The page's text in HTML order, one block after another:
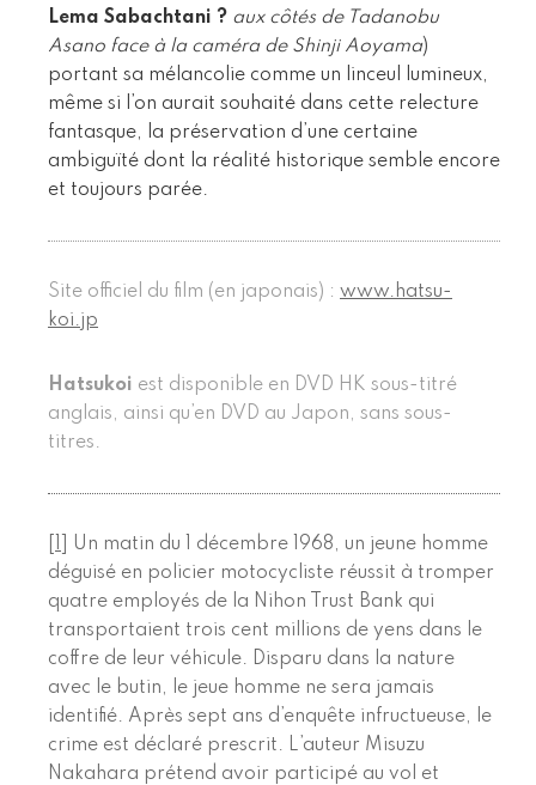
Lema Sabachtani ? aux côtés de Tadanobu
Asano face à la caméra de Shinji Aoyama)
portant sa mélancolie comme un linceul lumineux,
même si l’on aurait souhaité dans cette relecture
fantasque, la préservation d’une certaine
ambiguïté dont la réalité historique semble encore
et toujours parée.
Site officiel du film (en japonais) : www.hatsu-
koi.jp
Hatsukoi est disponible en DVD HK sous-titré
anglais, ainsi qu’en DVD au Japon, sans sous-
titres.
Un matin du 1 décembre 1968, un jeune homme
déguisé en policier motocycliste réussit à tromper
quatre employés de la Nihon Trust Bank qui
transportaient trois cent millions de yens dans le
coffre de leur véhicule. Disparu dans la nature
avec le butin, le jeue homme ne sera jamais
identifié. Après sept ans d’enquête infructueuse, le
crime est déclaré prescrit. L’auteur Misuzu
Nakahara prétend avoir participé au vol et